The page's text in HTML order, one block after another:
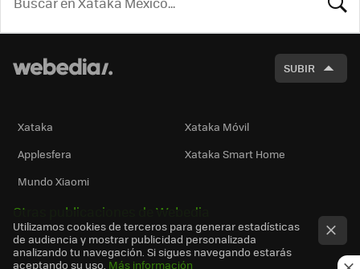
SUBIR
Xataka
Xataka Móvil
Applesfera
Xataka Smart Home
Mundo Xiaomi
Otras publicaciones de Webedia
Utilizamos cookies de terceros para generar estadísticas
de audiencia y mostrar publicidad personalizada
analizando tu navegación. Si sigues navegando estarás
aceptando su uso. Más información